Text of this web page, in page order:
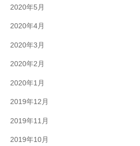
2020年5月
2020年4月
2020年3月
2020年2月
2020年1月
2019年12月
2019年11月
2019年10月